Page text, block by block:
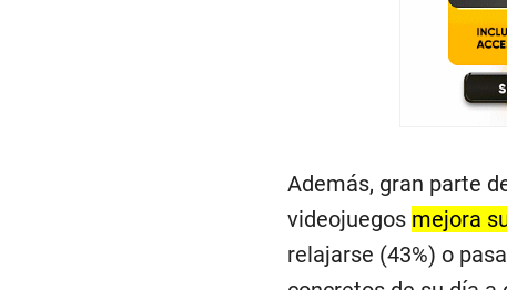
Además, gran parte
videojuegos mejora
relajarse (43%) o